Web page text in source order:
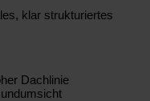
klar strukturiertes
Dachlinie